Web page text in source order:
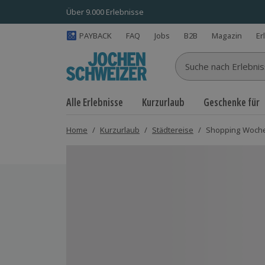
Über 9.000 Erlebnisse
PAYBACK FAQ Jobs B2B Magazin
Suche nach
Alle Erlebnisse Kurzurlaub Geschenke für
Home / Kurzurlaub / Städtereise / Shopping